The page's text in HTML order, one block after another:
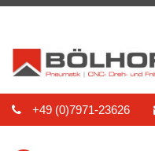
+49 (0)7971-23626